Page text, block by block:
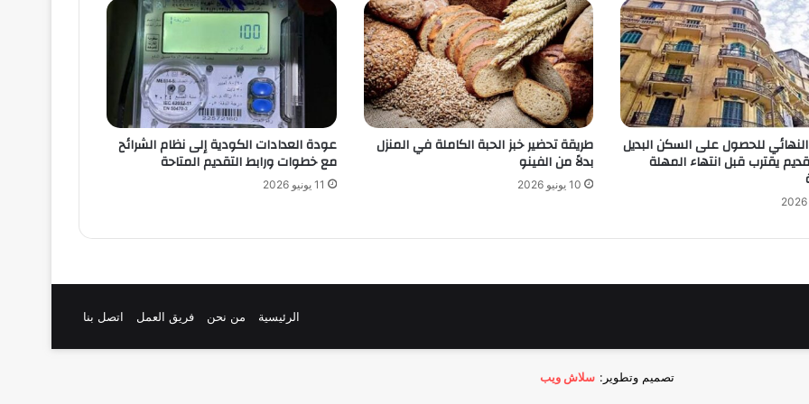
للحصول على السكن البديل
يقترب قبل انتهاء المهلة
طريقة تحضير خبز الحبة الكاملة في المنزل
بدلاً من الفينو
10 يونيو 2026
عودة العدادات الكودية إلى نظام الشرائح
مع خطوات ورابط التقديم المتاحة
11 يونيو 2026
الرئيسية من نحن فريق العمل اتصل بنا
تصميم وتطوير: سلاش ويب